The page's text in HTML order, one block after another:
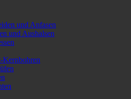
und Anfasen
und Aushalsen
Kernbohren